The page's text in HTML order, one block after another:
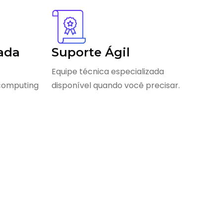
Suporte Ágil
Equipe técnica especializada
disponível quando você precisar.